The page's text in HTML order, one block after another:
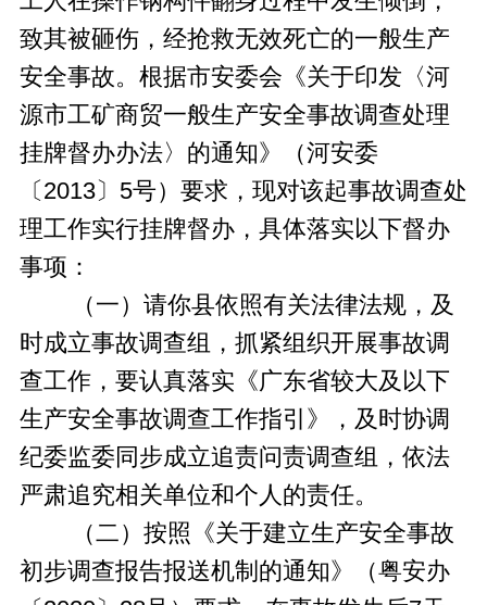
致其被砸伤，经抢救无效死亡的一般生产
安全事故。根据市安委会《关于印发〈河
源市工矿商贸一般生产安全事故调查处理
挂牌督办办法〉的通知》（河安委
〔2013〕5号）要求，现对该起事故调查处
理工作实行挂牌督办，具体落实以下督办
事项：
（一）请你县依照有关法律法规，及
时成立事故调查组，抓紧组织开展事故调
查工作，要认真落实《广东省较大及以下
生产安全事故调查工作指引》，及时协调
纪委监委同步成立追责问责调查组，依法
严肃追究相关单位和个人的责任。
（二）按照《关于建立生产安全事故
初步调查报告报送机制的通知》（粤安办